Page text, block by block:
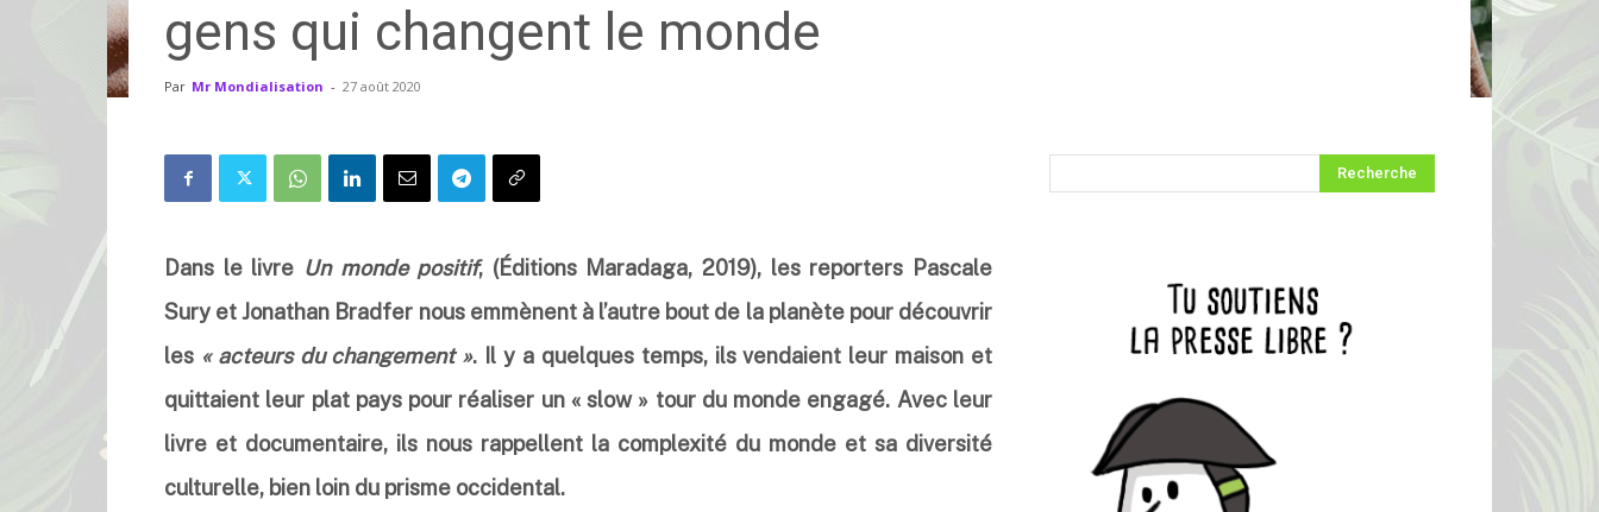
gens qui changent le monde
Par Mr Mondialisation - 27 août 2020
Dans le livre Un monde positif, (Éditions Maradaga, 2019), les reporters Pascale
Sury et Jonathan Bradfer nous emmènent à l’autre bout de la planète pour découvrir
les « acteurs du changement ». Il y a quelques temps, ils vendaient leur maison et
quittaient leur plat pays pour réaliser un « slow » tour du monde engagé. Avec leur
livre et documentaire, ils nous rappellent la complexité du monde et sa diversité
culturelle, bien loin du prisme occidental.